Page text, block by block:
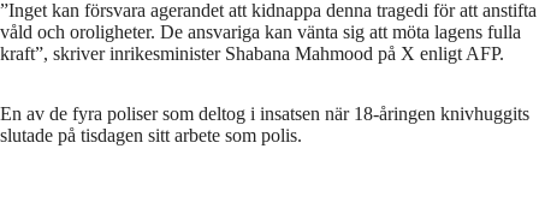
”Inget kan försvara agerandet att kidnappa denna tragedi för att anstifta
våld och oroligheter. De ansvariga kan vänta sig att möta lagens fulla
kraft”, skriver inrikesminister Shabana Mahmood på X enligt AFP.
En av de fyra poliser som deltog i insatsen när 18-åringen knivhuggits
slutade på tisdagen sitt arbete som polis.